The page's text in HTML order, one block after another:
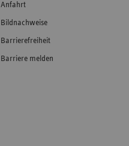
Anfahrt
Bildnachweise
Barrierefreiheit
Barriere melden